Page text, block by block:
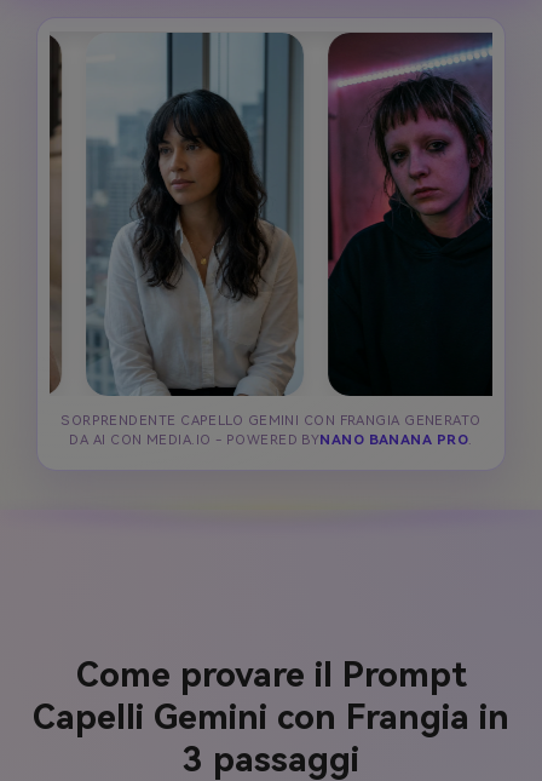
SORPRENDENTE CAPELLO GEMINI CON FRANGIA GENERATO
DA AI CON MEDIA.IO - POWERED BYNANO BANANA PRO.
Come provare il Prompt
Capelli Gemini con Frangia in
3 passaggi